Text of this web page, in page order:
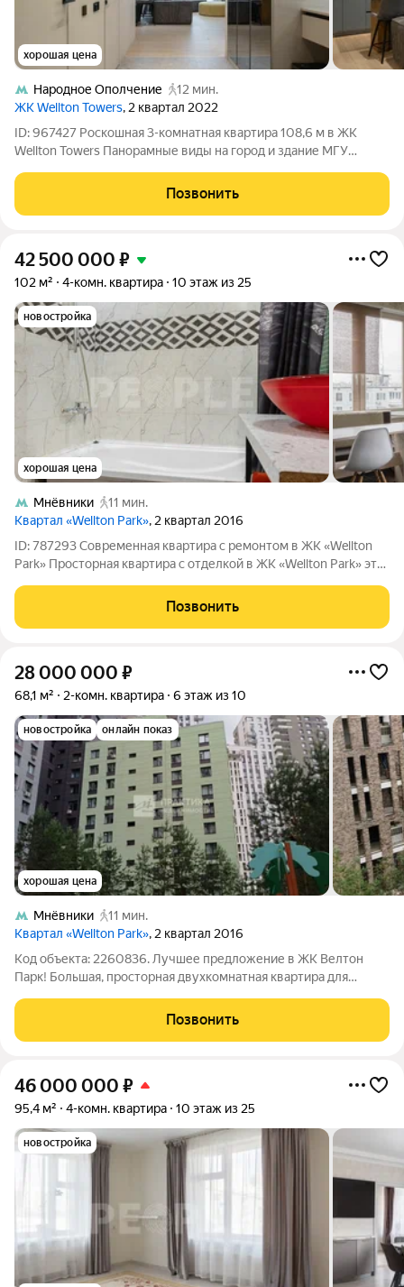
хорошая цена
Народное Ополчение
12 мин.
ЖК Wellton Towers, 2 квартал 2022
ID: 967427 Роскошная 3-комнатная квартира 108,6 м в ЖК
Wellton Towers Панорамные виды на город и здание МГУ
дизайнерским ремонтом. Полностью готова к проживанию:
качественные отделочные материалы,
Позвонить
42 500 000 ₽
102 м² 4-комн. квартира 10 этаж из 25
новостройка
хорошая цена
Мнёвники
11 мин.
Квартал «Wellton Park», 2 квартал 2016
ID: 787293 Современная квартира с ремонтом в ЖК «Wellton
Park» Просторная квартира с отделкой в ЖК «Wellton Park» это
продуманную инфраструктуру. Площадь: 102 м Этаж: 10
Высота потолков:
Позвонить
28 000 000 ₽
68,1 м² 2-комн. квартира 6 этаж из 10
новостройка онлайн показ
хорошая цена
Мнёвники
11 мин.
Квартал «Wellton Park», 2 квартал 2016
Код объекта: 2260836. Лучшее предложение в ЖК Велтон
Парк! Большая, просторная двухкомнатная квартира для
охраняемом ЖК "Welton Park" Велтон Парк. Городской
комфорт и функциональная
Позвонить
46 000 000 ₽
95,4 м² 4-комн. квартира 10 этаж из 25
новостройка